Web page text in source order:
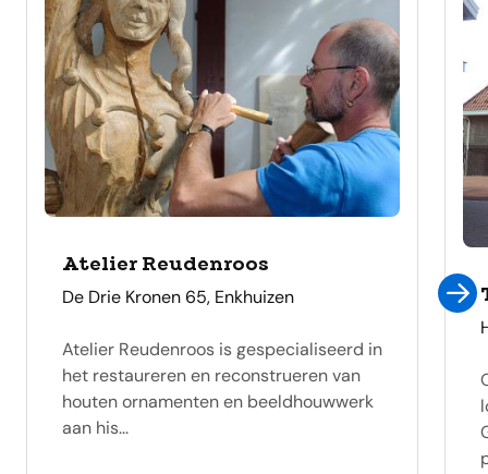
Atelier Reudenroos
adres
De Drie Kronen 65, Enkhuizen
Atelier Reudenroos is gespecialiseerd in
het restaureren en reconstrueren van
houten ornamenten en beeldhouwwerk
aan his...